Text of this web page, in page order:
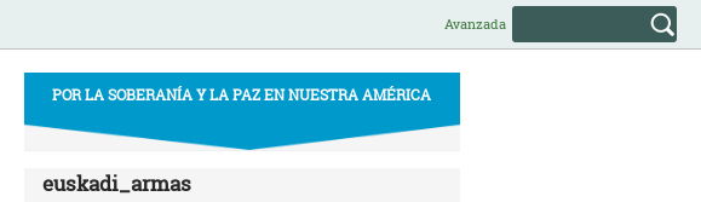
Avanzada
POR LA SOBERANÍA Y LA PAZ EN NUESTRA AMÉRICA
euskadi_armas